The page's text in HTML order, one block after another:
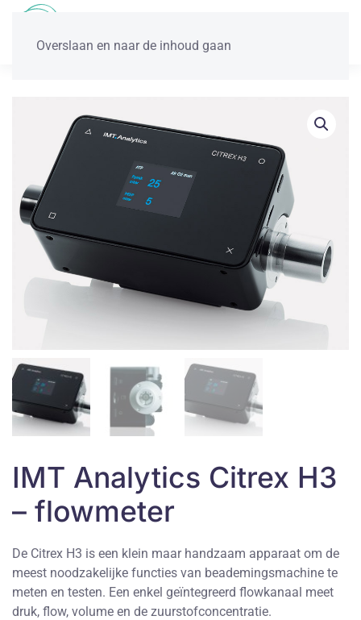
Overslaan en naar de inhoud gaan
IMT Analytics Citrex H3
– flowmeter
De Citrex H3 is een klein maar handzaam apparaat om de
meest noodzakelijke functies van beademingsmachine te
meten en testen. Een enkel geïntegreerd flowkanaal meet
druk, flow, volume en de zuurstofconcentratie.